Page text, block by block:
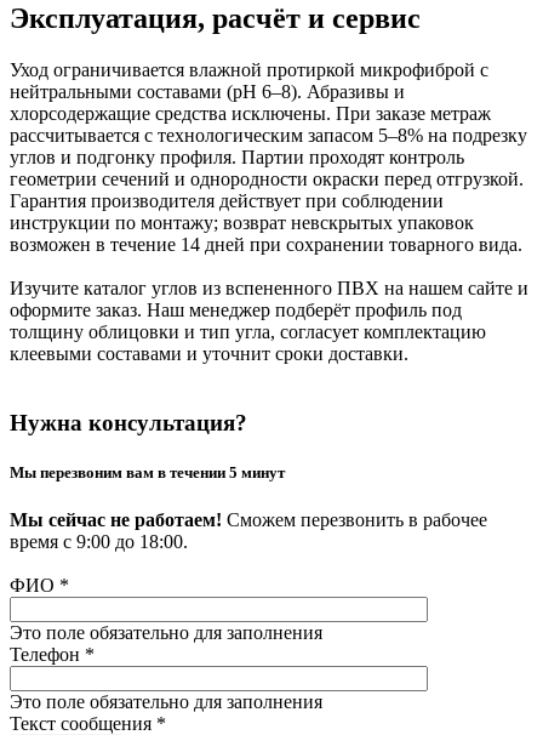
Эксплуатация, расчёт и сервис
Уход ограничивается влажной протиркой микрофиброй с
нейтральными составами (pH 6–8). Абразивы и
хлорсодержащие средства исключены. При заказе метраж
рассчитывается с технологическим запасом 5–8% на подрезку
углов и подгонку профиля. Партии проходят контроль
геометрии сечений и однородности окраски перед отгрузкой.
Гарантия производителя действует при соблюдении
инструкции по монтажу; возврат невскрытых упаковок
возможен в течение 14 дней при сохранении товарного вида.
Изучите каталог углов из вспененного ПВХ на нашем сайте и
оформите заказ. Наш менеджер подберёт профиль под
толщину облицовки и тип угла, согласует комплектацию
клеевыми составами и уточнит сроки доставки.
Нужна консультация?
Мы перезвоним вам в течении 5 минут
Мы сейчас не работаем! Сможем перезвонить в рабочее
время с 9:00 до 18:00.
ФИО *
Это поле обязательно для заполнения
Телефон *
Это поле обязательно для заполнения
Текст сообщения *